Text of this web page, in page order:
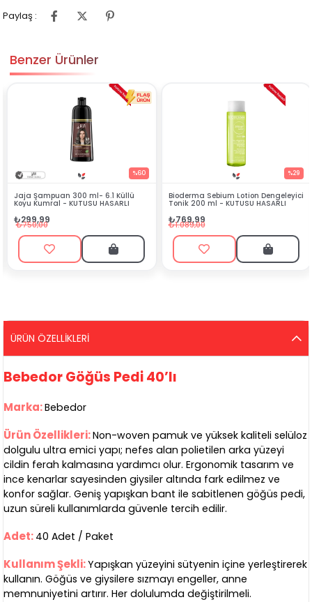
Paylaş :
Benzer Ürünler
300 ml- 6.1 Küllü
- KUTUSU HASARLI
Bioderma Sebium Lotion Dengeleyici
Tonik 200 ml - KUTUSU HASARLI
₺769,99
₺1.089,00
Saşe
ÜRÜN ÖZELLIKLERI
Bebedor Göğüs Pedi 40’lı
Marka:Bebedor
Ürün Özellikleri:Non-woven pamuk ve yüksek kaliteli selüloz
dolgulu ultra emici yapı; nefes alan polietilen arka yüzeyi
cildin ferah kalmasına yardımcı olur. Ergonomik tasarım ve
ince kenarlar sayesinden giysiler altında fark edilmez ve
konfor sağlar. Geniş yapışkan bant ile sabitlenen göğüs pedi,
uzun süreli kullanımlarda güvenle tercih edilir.
Adet: 40 Adet / Paket
Kullanım Şekli:Yapışkan yüzeyini sütyenin içine yerleştirerek
kullanın. Göğüs ve giysilere sızmayı engeller, anne
memnuniyetini artırır. Her dolulumda değiştirilmeli.